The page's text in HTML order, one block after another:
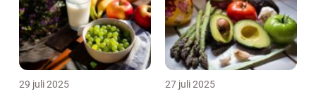
29 juli 2025 27 juli 2025